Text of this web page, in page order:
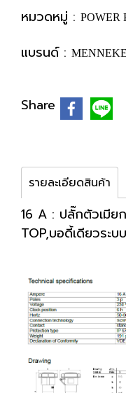
หมวดหมู่ : POWER
แบรนด์ :
Share
รายละเอียดสินค้า
16 A : ปลั๊กตัวเมี
TOP,บอดี้เดียวระ